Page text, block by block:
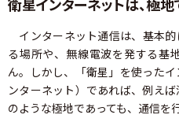
衛星インターネットは、極
インターネット通信は、基本
る場所や、無線電波を発する基
ん。しかし、「衛星」を使った
ンターネット）であれば、例え
のような極地であっても、通信を